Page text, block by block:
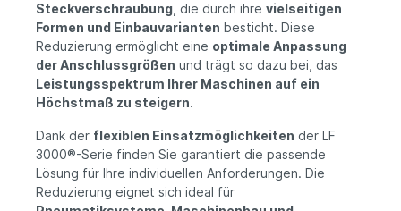
Steckverschraubung, die durch ihre vielseitigen
Formen und Einbauvarianten besticht. Diese
Reduzierung ermöglicht eine optimale Anpassung
der Anschlussgrößen und trägt so dazu bei, das
Leistungsspektrum Ihrer Maschinen auf ein
Höchstmaß zu steigern.
Dank der flexiblen Einsatzmöglichkeiten der LF
3000®-Serie finden Sie garantiert die passende
Lösung für Ihre individuellen Anforderungen. Die
Reduzierung eignet sich ideal für